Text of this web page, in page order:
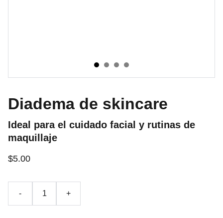
Diadema de skincare
Ideal para el cuidado facial y rutinas de
maquillaje
$5.00
- +